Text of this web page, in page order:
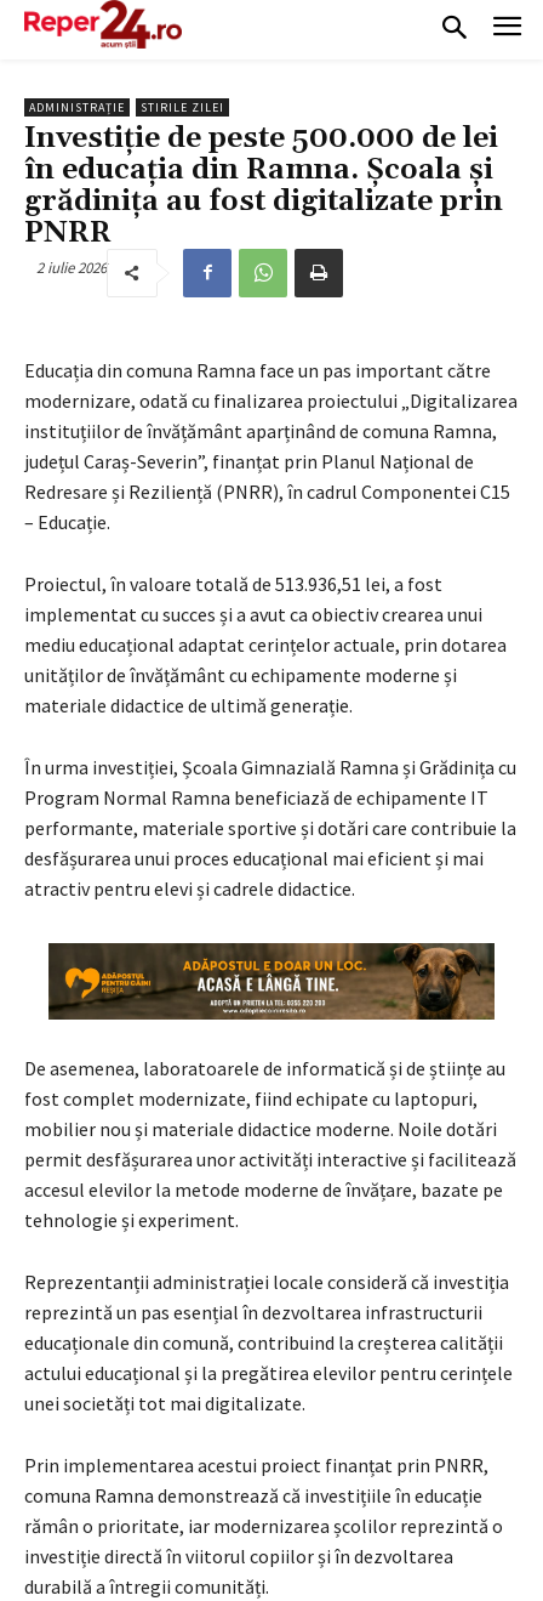
ADMINISTRAȚIE STIRILE ZILEI
Investiție de peste 500.000 de lei
în educația din Ramna. Școala și
grădinița au fost digitalizate prin
PNRR
2 iulie 2026
Educația din comuna Ramna face un pas important către
modernizare, odată cu finalizarea proiectului „Digitalizarea
instituțiilor de învățământ aparținând de comuna Ramna,
județul Caraș-Severin”, finanțat prin Planul Național de
Redresare și Reziliență (PNRR), în cadrul Componentei C15
– Educație.
Proiectul, în valoare totală de 513.936,51 lei, a fost
implementat cu succes și a avut ca obiectiv crearea unui
mediu educațional adaptat cerințelor actuale, prin dotarea
unităților de învățământ cu echipamente moderne și
materiale didactice de ultimă generație.
În urma investiției, Școala Gimnazială Ramna și Grădinița cu
Program Normal Ramna beneficiază de echipamente IT
performante, materiale sportive și dotări care contribuie la
desfășurarea unui proces educațional mai eficient și mai
atractiv pentru elevi și cadrele didactice.
De asemenea, laboratoarele de informatică și de științe au
fost complet modernizate, fiind echipate cu laptopuri,
mobilier nou și materiale didactice moderne. Noile dotări
permit desfășurarea unor activități interactive și facilitează
accesul elevilor la metode moderne de învățare, bazate pe
tehnologie și experiment.
Reprezentanții administrației locale consideră că investiția
reprezintă un pas esențial în dezvoltarea infrastructurii
educaționale din comună, contribuind la creșterea calității
actului educațional și la pregătirea elevilor pentru cerințele
unei societăți tot mai digitalizate.
Prin implementarea acestui proiect finanțat prin PNRR,
comuna Ramna demonstrează că investițiile în educație
rămân o prioritate, iar modernizarea școlilor reprezintă o
investiție directă în viitorul copiilor și în dezvoltarea
durabilă a întregii comunități.